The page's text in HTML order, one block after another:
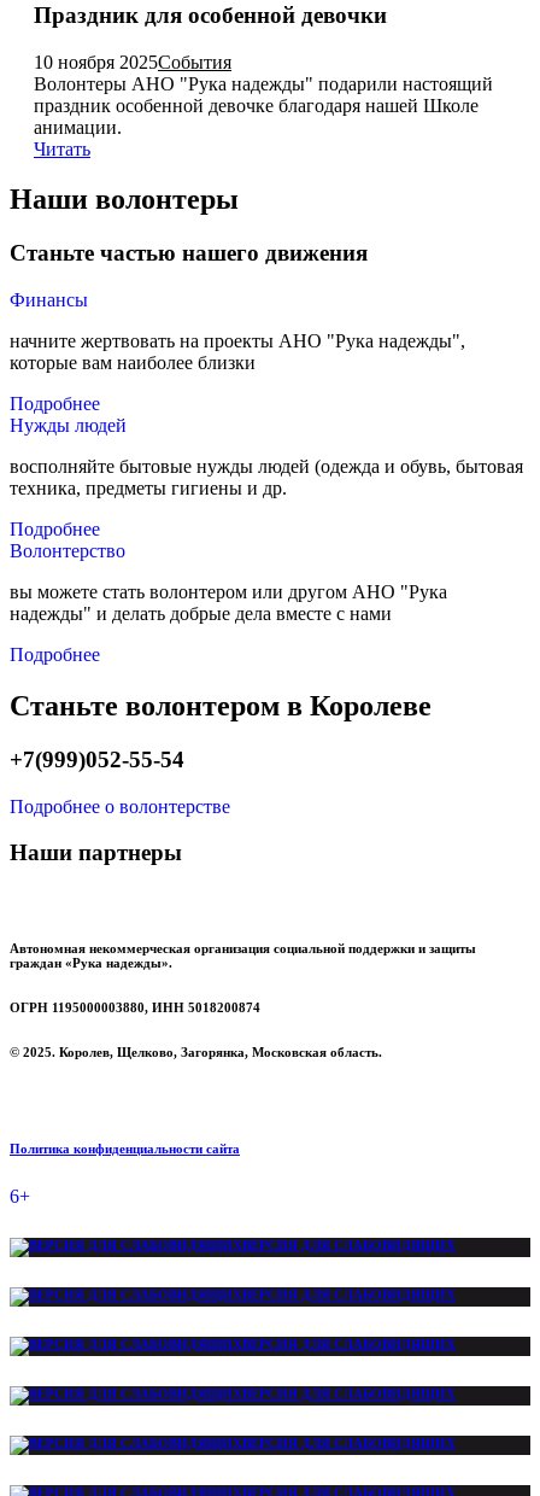
Праздник для особенной девочки
10 ноября 2025События
Волонтеры АНО "Рука надежды" подарили настоящий
праздник особенной девочке благодаря нашей Школе
анимации.
Читать
Наши волонтеры
Станьте частью нашего движения
Финансы
начните жертвовать на проекты АНО "Рука надежды",
которые вам наиболее близки
Подробнее
Нужды людей
восполняйте бытовые нужды людей (одежда и обувь, бытовая
техника, предметы гигиены и др.
Подробнее
Волонтерство
вы можете стать волонтером или другом АНО "Рука
надежды" и делать добрые дела вместе с нами
Подробнее
Станьте волонтером в Королеве
+7(999)052-55-54
Подробнее о волонтерстве
Наши партнеры
Автономная некоммерческая организация социальной поддержки и защиты
граждан «Рука надежды».
ОГРН 1195000003880, ИНН 5018200874
© 2025. Королев, Щелково, Загорянка, Московская область.
Политика конфиденциальности сайта
6+
ВЕРСИЯ ДЛЯ СЛАБОВИДЯЩИХ
ВЕРСИЯ ДЛЯ СЛАБОВИДЯЩИХ
ВЕРСИЯ ДЛЯ СЛАБОВИДЯЩИХ
ВЕРСИЯ ДЛЯ СЛАБОВИДЯЩИХ
ВЕРСИЯ ДЛЯ СЛАБОВИДЯЩИХ
ВЕРСИЯ ДЛЯ СЛАБОВИДЯЩИХ